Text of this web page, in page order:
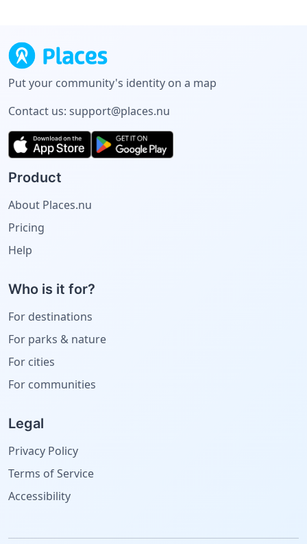
Put your community's identity on a map
Contact us: support@places.nu
Product
About Places.nu
Pricing
Help
Who is it for?
For destinations
For parks & nature
For cities
For communities
Legal
Privacy Policy
Terms of Service
Accessibility